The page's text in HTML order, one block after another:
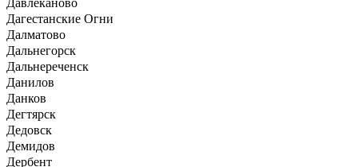
Дагестанские Огни
Далматово
Дальнегорск
Дальнереченск
Данилов
Данков
Дегтярск
Дедовск
Демидов
Дербент